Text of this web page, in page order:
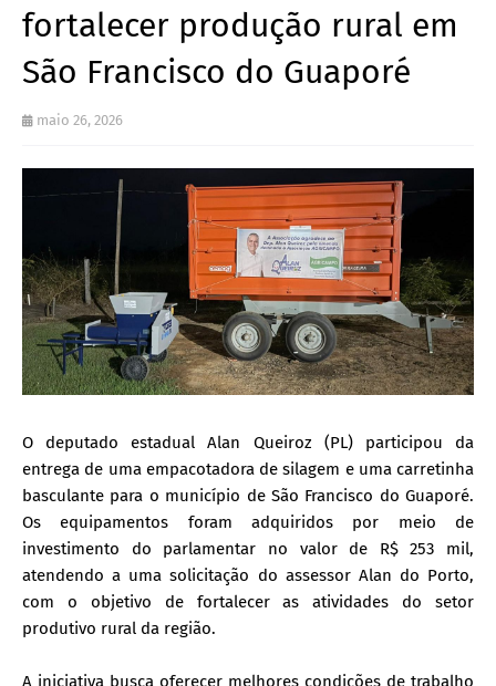
fortalecer produção rural em
São Francisco do Guaporé
maio 26, 2026
O deputado estadual Alan Queiroz (PL) participou da
entrega de uma empacotadora de silagem e uma carretinha
basculante para o município de São Francisco do Guaporé.
Os equipamentos foram adquiridos por meio de
investimento do parlamentar no valor de R$ 253 mil,
atendendo a uma solicitação do assessor Alan do Porto,
com o objetivo de fortalecer as atividades do setor
produtivo rural da região.
A iniciativa busca oferecer melhores condições de trabalho